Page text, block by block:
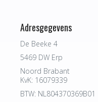
Adresgegevens
De Beeke 4
5469 DW Erp
Noord Brabant
KvK: 16079339
BTW: NL804370369B01